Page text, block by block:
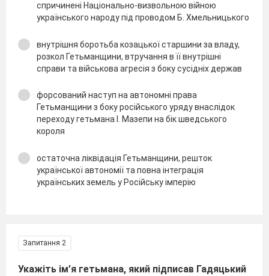
спричинені Національно-визвольною війною
українського народу під проводом Б. Хмельницького
внутрішня боротьба козацької старшини за владу,
розкол Гетьманщини, втручання в її внутрішні
справи та військова агресія з боку сусідніх держав
форсований наступ на автономні права
Гетьманщини з боку російського уряду внаслідок
переходу гетьмана І. Мазепи на бік шведського
короля
остаточна ліквідація Гетьманщини, решток
української автономії та повна інтеграція
українських земель у Російську імперію
Запитання 2
Укажіть ім’я гетьмана, який підписав Гадяцький